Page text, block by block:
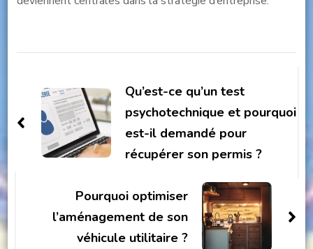
NavigationQu’est-ce qu’un test
psychotechnique et pourquoi
est-il demandé pour
récupérer son permis ?
Pourquoi optimiser
l’aménagement de son
véhicule utilitaire ?